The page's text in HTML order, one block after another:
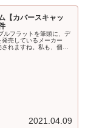
【カバースキャッ
ルフラットを筆頭に、デ
売しているメーカー
されますね。私も、個人
2021.04.09